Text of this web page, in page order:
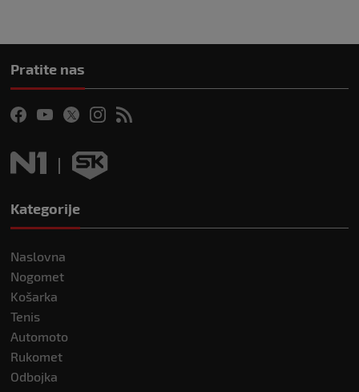
Pratite nas
Kategorije
Naslovna
Nogomet
Košarka
Tenis
Automoto
Rukomet
Odbojka